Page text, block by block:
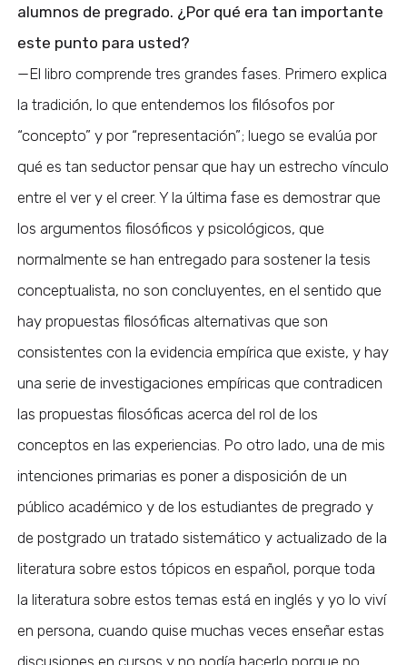
alumnos de pregrado. ¿Por qué era tan importante
este punto para usted?
—El libro comprende tres grandes fases. Primero explica
la tradición, lo que entendemos los filósofos por
“concepto” y por “representación”; luego se evalúa por
qué es tan seductor pensar que hay un estrecho vínculo
entre el ver y el creer. Y la última fase es demostrar que
los argumentos filosóficos y psicológicos, que
normalmente se han entregado para sostener la tesis
conceptualista, no son concluyentes, en el sentido que
hay propuestas filosóficas alternativas que son
consistentes con la evidencia empírica que existe, y hay
una serie de investigaciones empíricas que contradicen
las propuestas filosóficas acerca del rol de los
conceptos en las experiencias. Po otro lado, una de mis
intenciones primarias es poner a disposición de un
público académico y de los estudiantes de pregrado y
de postgrado un tratado sistemático y actualizado de la
literatura sobre estos tópicos en español, porque toda
la literatura sobre estos temas está en inglés y yo lo viví
en persona, cuando quise muchas veces enseñar estas
discusiones en cursos y no podía hacerlo porque no